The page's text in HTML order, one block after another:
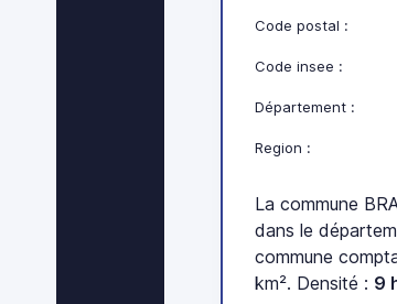
Code postal :
Code insee :
Département :
Region :
La commune
dans le
commune
km². Densité : 9